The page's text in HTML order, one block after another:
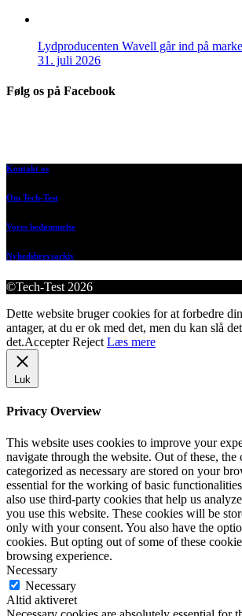
Lydproducenten Wavell går ind på
31. juli 2026
Følg os på Facebook
Kontakt os
Om Tech-Test
Vores bedømmelse
Nyhedsbrevsarkiv
©Tech-Test 2026
Dette website bruger cookies for at forbedre
antager, at du er ok med det, men du kan slå
det.Accepter Reject Læs mere
Luk
Privacy Overview
This website uses cookies to improve your
navigate through the website. Out of these, the
categorized as necessary are stored on your
essential for the working of basic
also use third-party cookies that help us
you use this website. These cookies will be
only with your consent. You also have the
cookies. But opting out of some of these
browsing experience.
Necessary
Necessary
Altid aktiveret